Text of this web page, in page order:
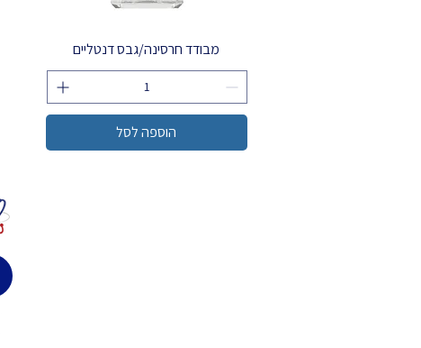
מבודד חרסינה/גבס דנטליים
הוספה לסל